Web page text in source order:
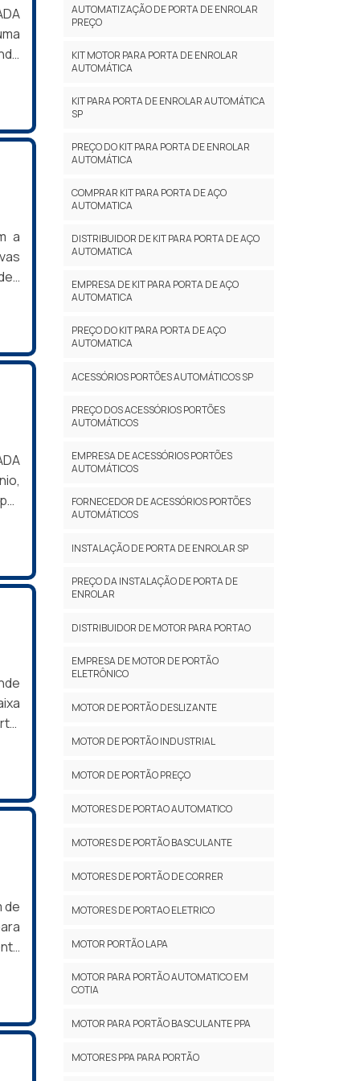
na
de
a
e
é
de
de
de
AUTOMATIZAÇÃO DE PORTA DE ENROLAR
PREÇO
KIT MOTOR PARA PORTA DE ENROLAR
AUTOMÁTICA
KIT PARA PORTA DE ENROLAR AUTOMÁTICA
SP
PREÇO DO KIT PARA PORTA DE ENROLAR
AUTOMÁTICA
COMPRAR KIT PARA PORTA DE AÇO
AUTOMATICA
DISTRIBUIDOR DE KIT PARA PORTA DE AÇO
AUTOMATICA
EMPRESA DE KIT PARA PORTA DE AÇO
AUTOMATICA
PREÇO DO KIT PARA PORTA DE AÇO
AUTOMATICA
ACESSÓRIOS PORTÕES AUTOMÁTICOS SP
PREÇO DOS ACESSÓRIOS PORTÕES
AUTOMÁTICOS
EMPRESA DE ACESSÓRIOS PORTÕES
AUTOMÁTICOS
FORNECEDOR DE ACESSÓRIOS PORTÕES
AUTOMÁTICOS
INSTALAÇÃO DE PORTA DE ENROLAR SP
PREÇO DA INSTALAÇÃO DE PORTA DE
ENROLAR
DISTRIBUIDOR DE MOTOR PARA PORTAO
EMPRESA DE MOTOR DE PORTÃO
ELETRÔNICO
MOTOR DE PORTÃO DESLIZANTE
MOTOR DE PORTÃO INDUSTRIAL
MOTOR DE PORTÃO PREÇO
MOTORES DE PORTAO AUTOMATICO
MOTORES DE PORTÃO BASCULANTE
MOTORES DE PORTÃO DE CORRER
MOTORES DE PORTAO ELETRICO
MOTOR PORTÃO LAPA
MOTOR PARA PORTÃO AUTOMATICO EM
COTIA
MOTOR PARA PORTÃO BASCULANTE PPA
MOTORES PPA PARA PORTÃO